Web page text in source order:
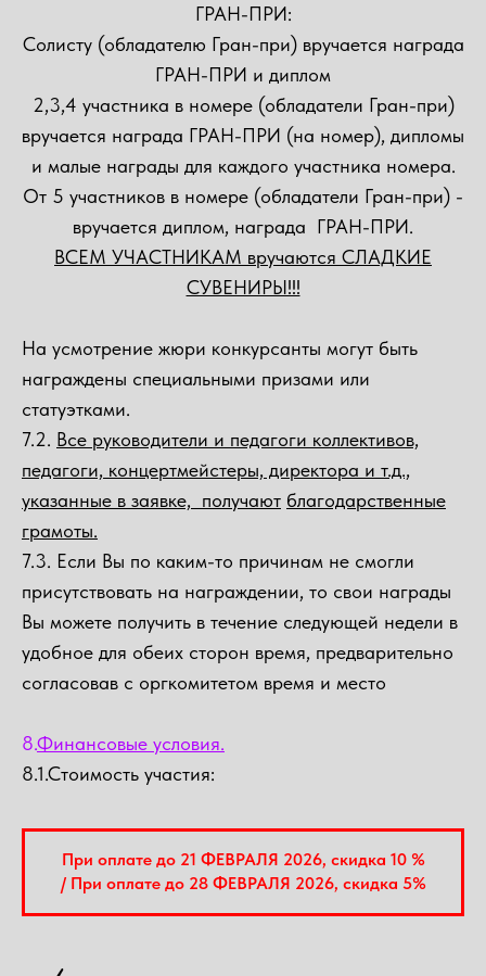
ГРАН-ПРИ:
Солисту (обладателю Гран-при) вручается награда
ГРАН-ПРИ и диплом
2,3,4 участника в номере (обладатели Гран-при)
вручается награда ГРАН-ПРИ (на номер), дипломы
и малые награды для каждого участника номера.
От 5 участников в номере (обладатели Гран-при) -
вручается диплом, награда ГРАН-ПРИ.
ВСЕМ УЧАСТНИКАМ вручаются СЛАДКИЕ
СУВЕНИРЫ!!!
На усмотрение жюри конкурсанты могут быть
награждены специальными призами или
статуэтками.
7.2. Все руководители и педагоги коллективов,
педагоги, концертмейстеры, директора и т.д.,
указанные в заявке, получают благодарственные
грамоты.
7.3. Если Вы по каким-то причинам не смогли
присутствовать на награждении, то свои награды
Вы можете получить в течение следующей недели в
удобное для обеих сторон время, предварительно
согласовав с оргкомитетом время и место
8.Финансовые условия.
8.1.Стоимость участия:
При оплате до 21 ФЕВРАЛЯ 2026, скидка 10 %
/ При оплате до 28 ФЕВРАЛЯ 2026, скидка 5%